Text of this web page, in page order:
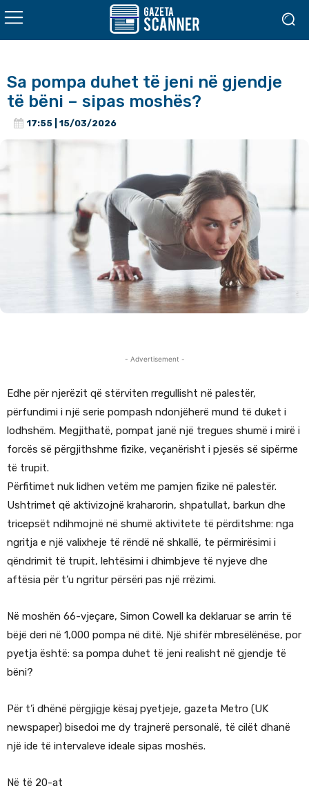
Sa pompa duhet të jeni në gjendje
të bëni – sipas moshës?
17:55 | 15/03/2026
- Advertisement -
Edhe për njerëzit që stërviten rregullisht në palestër,
përfundimi i një serie pompash ndonjëherë mund të duket i
lodhshëm. Megjithatë, pompat janë një tregues shumë i mirë i
forcës së përgjithshme fizike, veçanërisht i pjesës së sipërme
të trupit.
Përfitimet nuk lidhen vetëm me pamjen fizike në palestër.
Ushtrimet që aktivizojnë kraharorin, shpatullat, barkun dhe
tricepsët ndihmojnë në shumë aktivitete të përditshme: nga
ngritja e një valixheje të rëndë në shkallë, te përmirësimi i
qëndrimit të trupit, lehtësimi i dhimbjeve të nyjeve dhe
aftësia për t’u ngritur përsëri pas një rrëzimi.
Në moshën 66-vjeçare, Simon Cowell ka deklaruar se arrin të
bëjë deri në 1,000 pompa në ditë. Një shifër mbresëlënëse, por
pyetja është: sa pompa duhet të jeni realisht në gjendje të
bëni?
Për t’i dhënë përgjigje kësaj pyetjeje, gazeta Metro (UK
newspaper) bisedoi me dy trajnerë personalë, të cilët dhanë
një ide të intervaleve ideale sipas moshës.
Në të 20-at